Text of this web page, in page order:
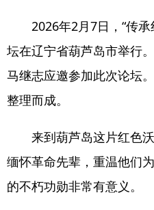
2026年2月7日，“传
坛在辽宁省葫芦岛市举行
马继志应邀参加此次论坛
整理而成。
来到葫芦岛这片红色
缅怀革命先辈，重温他们
的不朽功勋非常有意义。